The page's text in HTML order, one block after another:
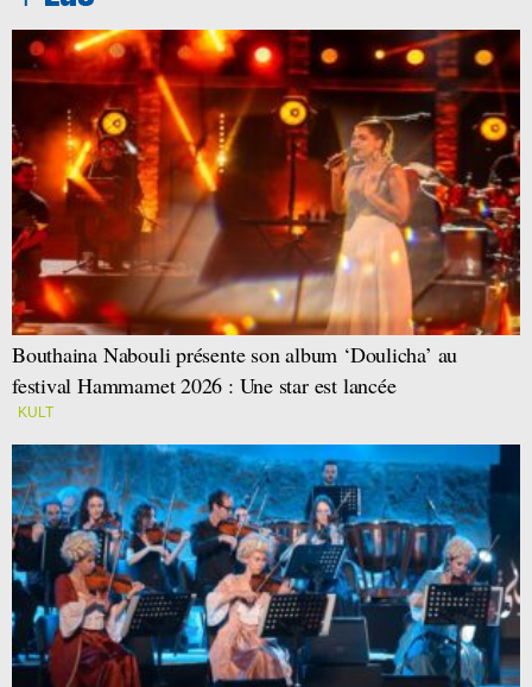
Bouthaina Nabouli présente son album ‘Doulicha’ au
festival Hammamet 2026 : Une star est lancée
KULT